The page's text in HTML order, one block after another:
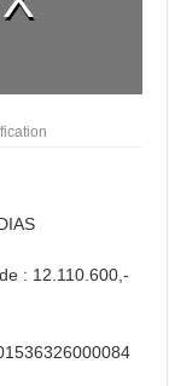
: 12.110.600,-